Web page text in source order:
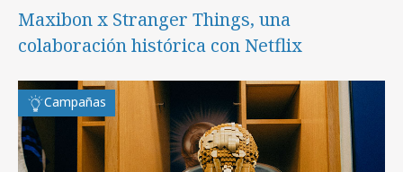
Maxibon x Stranger Things, una
colaboración histórica con Netflix
Campañas